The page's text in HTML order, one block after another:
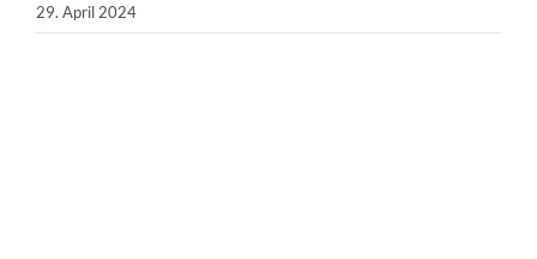
29. April 2024